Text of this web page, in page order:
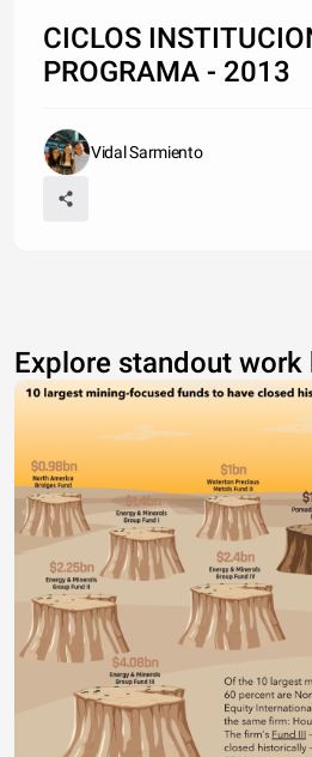
CICLOS
PROGRAMA - 2013
Vidal Sarmiento
Explore standout work